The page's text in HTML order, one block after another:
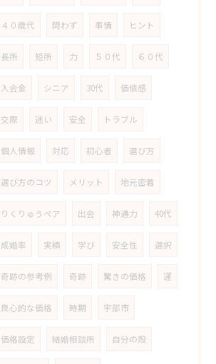
４０歳代 問わず 事情 ヒント
長所 短所 力 ５０代 ６０代
入会金 シニア 30代 価値感
交際 迷い 安全 トラブル
個人情報 対応 初心者 選び方
選び方のコツ メリット 地元密着
りくりゅうペア 出会 神通力 40代
成婚率 実績 学び 安全性 選択
奇跡の参考例 奇跡 驚きの価格 運
良心的な価格 時期 宇部市
価格設定 結婚相談所 自分の殻